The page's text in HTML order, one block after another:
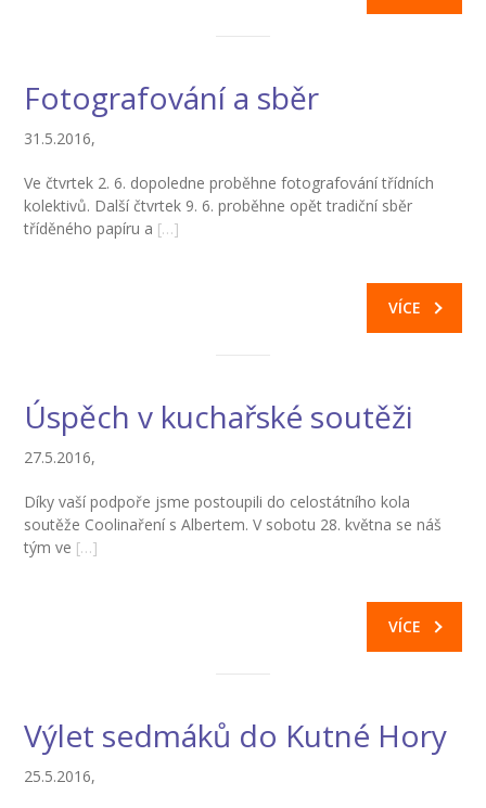
---- Koordinátor vzdělávání cizinců
-- Co škola nabízí
-- Zápis
-- Inspekční zpráva
-- O školní družině
-- Jídelníček
Fotografování a sběr
31.5.2016,
Ve čtvrtek 2. 6. dopoledne proběhne fotografování třídních
kolektivů. Další čtvrtek 9. 6. proběhne opět tradiční sběr
tříděného papíru a […]
VÍCE
Úspěch v kuchařské soutěži
27.5.2016,
Díky vaší podpoře jsme postoupili do celostátního kola
soutěže Coolinaření s Albertem. V sobotu 28. května se náš
tým ve […]
VÍCE
Výlet sedmáků do Kutné Hory
25.5.2016,